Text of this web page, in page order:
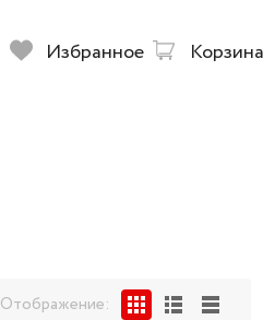
Избранное Корзина
Отображение: